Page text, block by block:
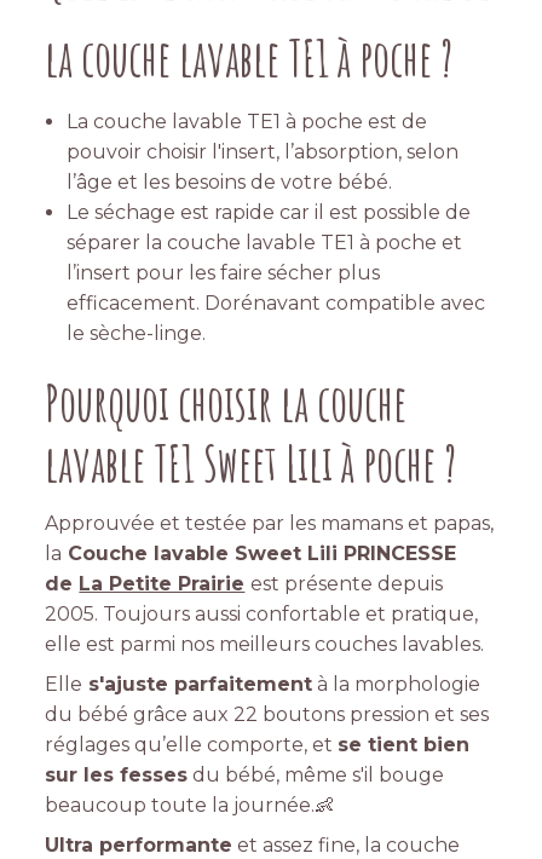
la couche lavable TE1 à poche ?
La couche lavable TE1 à poche est de
pouvoir choisir l'insert, l’absorption, selon
l’âge et les besoins de votre bébé.
Le séchage est rapide car il est possible de
séparer la couche lavable TE1 à poche et
l’insert pour les faire sécher plus
efficacement. Dorénavant compatible avec
le sèche-linge.
Pourquoi choisir la couche
lavable TE1 Sweet Lili à poche ?
Approuvée et testée par les mamans et papas,
la Couche lavable Sweet Lili PRINCESSE
de La Petite Prairie est présente depuis
2005. Toujours aussi confortable et pratique,
elle est parmi nos meilleurs couches lavables.
Elle s'ajuste parfaitement à la morphologie
du bébé grâce aux 22 boutons pression et ses
réglages qu’elle comporte, et se tient bien
sur les fesses du bébé, même s'il bouge
beaucoup toute la journée.👶
Ultra performante et assez fine, la couche